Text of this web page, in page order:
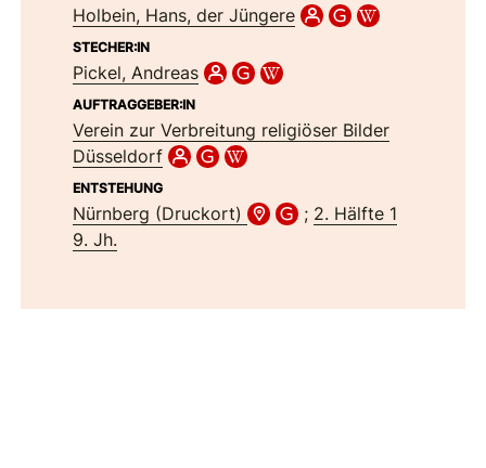
Holbein, Hans, der Jüngere
STECHER:IN
Pickel, Andreas
AUFTRAGGEBER:IN
Verein zur Verbreitung religiöser Bilder
Düsseldorf
ENTSTEHUNG
Nürnberg (Druckort) ; 2. Hälfte 1
9. Jh.